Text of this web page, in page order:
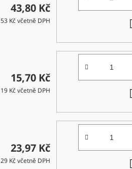
43,80 Kč
53 Kč včetně DPH
15,70 Kč
19 Kč včetně DPH
23,97 Kč
29 Kč včetně DPH